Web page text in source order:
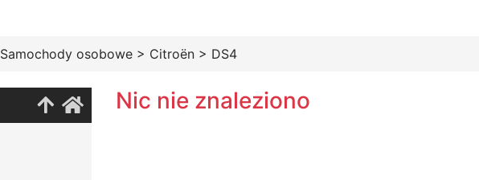
Samochody osobowe > Citroën > DS4
Nic nie znaleziono